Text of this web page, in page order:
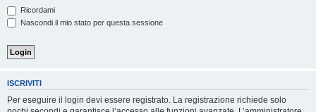
Ricordami
Nascondi il mio stato per questa sessione
ISCRIVITI
Per eseguire il login devi essere registrato. La registrazione richiede solo